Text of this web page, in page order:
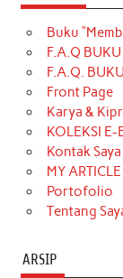
e
b
o
o
k
t
a
g
r
a
m
Buku
F.A.Q BUKU
F.A.Q.
Front Page
Karya &
KOLEKSI
Kontak Saya
MY
Portofolio
Tentang
ARSIP